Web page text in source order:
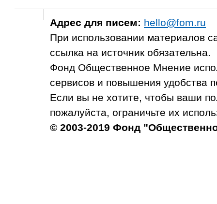
Адрес для писем: hello@fom.ru
При использовании материалов
ссылка на источник обязательна.
Фонд Общественное Мнение
сервисов и повышения удобства
Если вы не хотите, чтобы ваши
пожалуйста, ограничьте их
© 2003-2019 Фонд